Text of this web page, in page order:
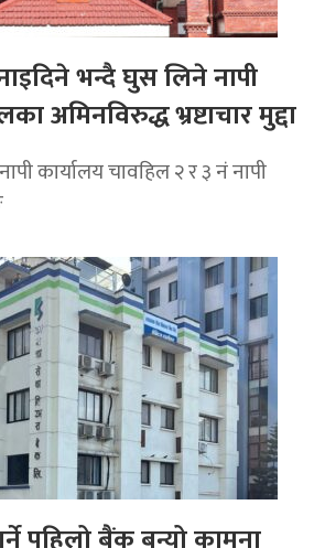
भन्दै घुस लिने नापी
अमिनविरुद्ध भ्रष्टाचार मुद्दा
कार्यालय चावहिल २ र ३ नं नापी